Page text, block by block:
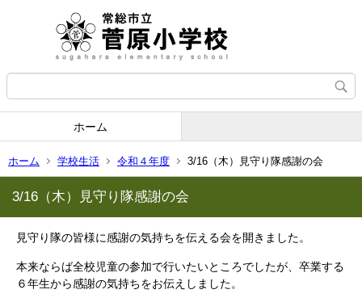
ホーム
ホーム 学校生活 令和４年度 3/16（木）見守り隊感謝の会
3/16（木）見守り隊感謝の会
見守り隊の皆様に感謝の気持ちを伝える会を開きました。
本来ならば全校児童の参加で行いたいところでしたが、卒業する
６年生から感謝の気持ちをお伝えしました。